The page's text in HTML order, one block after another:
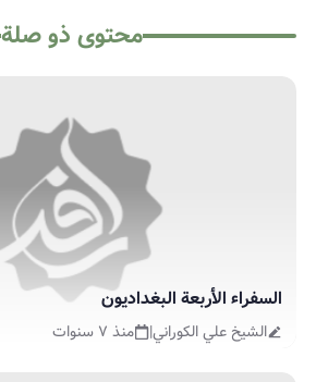
محتوى ذو صلة
السفراء الأربعة البغداديون
الشيخ علي الكوراني| منذ ٧ سنوات